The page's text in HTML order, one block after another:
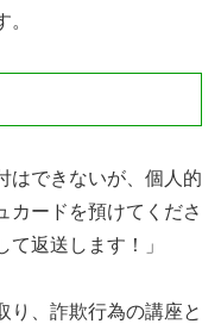
はできないが、個人的
カードを預けてくださ
返送します！」
り、詐欺行為の講座と